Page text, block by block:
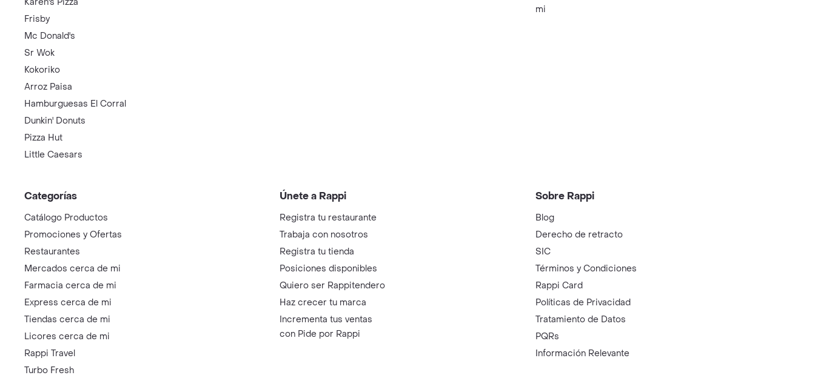
Frisby
Mc Donald's
Sr Wok
Kokoriko
Arroz Paisa
Hamburguesas El Corral
Dunkin' Donuts
Pizza Hut
Little Caesars
mi
Categorías
Catálogo Productos
Promociones y Ofertas
Restaurantes
Mercados cerca de mi
Farmacia cerca de mi
Express cerca de mi
Tiendas cerca de mi
Licores cerca de mi
Rappi Travel
Turbo Fresh
Únete a Rappi
Registra tu restaurante
Trabaja con nosotros
Registra tu tienda
Posiciones disponibles
Quiero ser Rappitendero
Haz crecer tu marca
Incrementa tus ventas
con Pide por Rappi
Sobre Rappi
Blog
Derecho de retracto
SIC
Términos y Condiciones
Rappi Card
Políticas de Privacidad
Tratamiento de Datos
PQRs
Información Relevante